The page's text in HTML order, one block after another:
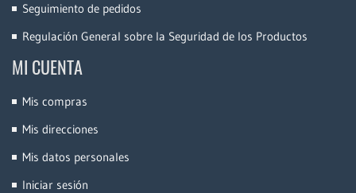
Seguimiento de pedidos
Regulación General sobre la Seguridad de los Productos
MI CUENTA
Mis compras
Mis direcciones
Mis datos personales
Iniciar sesión